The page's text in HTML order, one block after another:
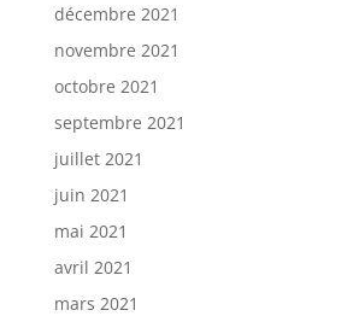
décembre 2021
novembre 2021
octobre 2021
septembre 2021
juillet 2021
juin 2021
mai 2021
avril 2021
mars 2021